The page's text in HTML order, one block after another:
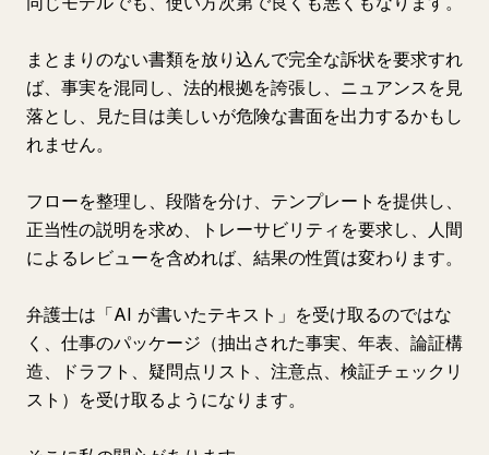
まとまりのない書類を放り込んで完全な訴状を要求すれ
ば、事実を混同し、法的根拠を誇張し、ニュアンスを見
落とし、見た目は美しいが危険な書面を出力するかもし
れません。
フローを整理し、段階を分け、テンプレートを提供し、
正当性の説明を求め、トレーサビリティを要求し、人間
によるレビューを含めれば、結果の性質は変わります。
弁護士は「AI が書いたテキスト」を受け取るのではな
く、仕事のパッケージ（抽出された事実、年表、論証構
造、ドラフト、疑問点リスト、注意点、検証チェックリ
スト）を受け取るようになります。